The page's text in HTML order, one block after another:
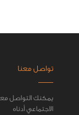
تواصل معنا
يمكنك التواصل
الاجتماعي أدناه